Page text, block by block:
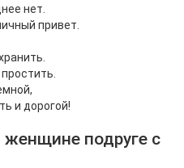
нет.
привет.
и дорогой!
подруге с